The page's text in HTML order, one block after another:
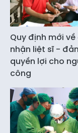
Quy định mới
nhận liệt sĩ -
quyền lợi cho
công